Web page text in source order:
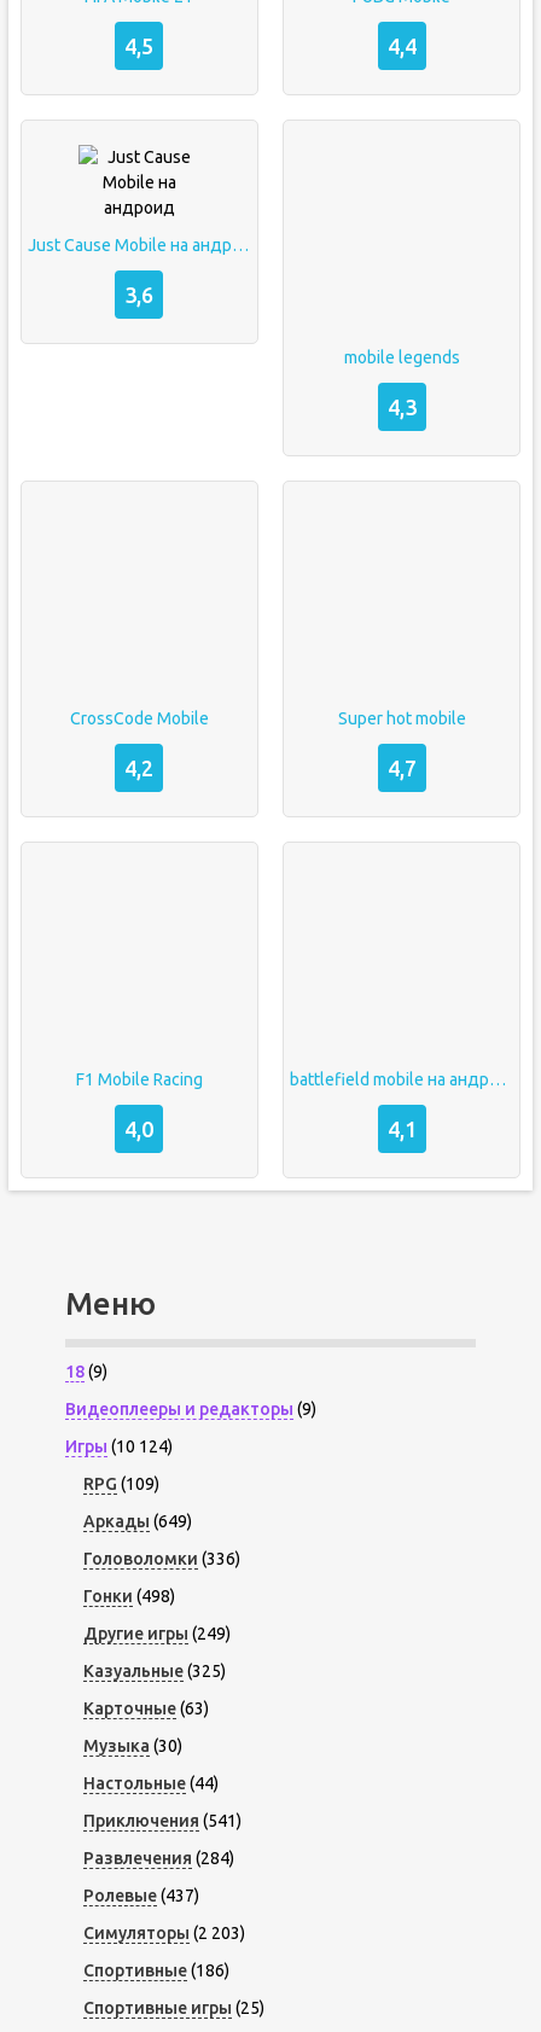
4,5 4,4
Just Cause Mobile на андроид
3,6
mobile legends
4,3
CrossCode Mobile
4,2
Super hot mobile
4,7
F1 Mobile Racing
4,0
battlefield mobile на андроид
4,1
Меню
18(9)
Видеоплееры и редакторы (9)
Игры (10 124)
RPG (109)
Аркады (649)
Головоломки (336)
Гонки (498)
Другие игры (249)
Казуальные(325)
Карточные(63)
Музыка (30)
Настольные(44)
Приключения (541)
Развлечения (284)
Ролевые(437)
Симуляторы (2 203)
Спортивные(186)
Спортивные игры (25)